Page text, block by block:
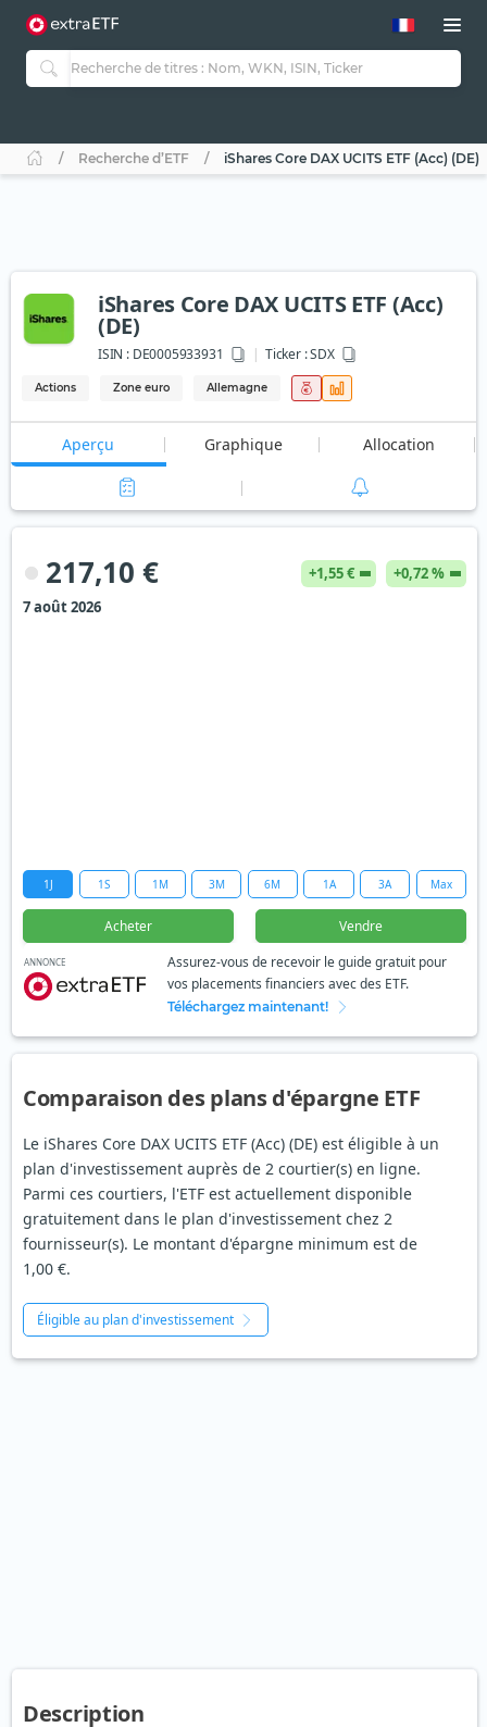
Recherche d’ETF iShares Core DAX UCITS ETF (Acc) (DE)
iShares Core DAX UCITS ETF (Acc)
(DE)
ISIN :DE0005933931 Ticker :SDX
Actions Zone euro Allemagne
Aperçu Graphique Allocation
217,10 € +1,55 €
+0,72 %
7 août 2026
1J 1S 1M 3M 6M 1A 3A Max
Acheter Vendre
ANNONCE
Assurez-vous de recevoir le guide gratuit pour
vos placements financiers avec des ETF.
Téléchargez maintenant!
Comparaison des plans d'épargne ETF
Le iShares Core DAX UCITS ETF (Acc) (DE) est éligible à un
plan d'investissement auprès de 2 courtier(s) en ligne.
Parmi ces courtiers, l'ETF est actuellement disponible
gratuitement dans le plan d'investissement chez 2
fournisseur(s). Le montant d'épargne minimum est de
1,00 €.
Éligible au plan d'investissement
Description